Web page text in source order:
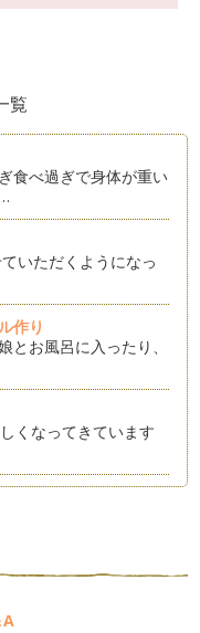
覧
食べ過ぎで身体が重い
いただくようになっ
作り
お風呂に入ったり、
くなってきています
く梅雨明けした関東
A